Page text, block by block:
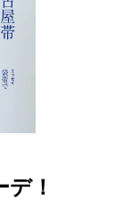
！